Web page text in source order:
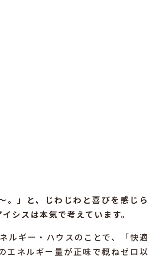
。」と、じわじわと喜びを感じら
シスは本気で考えています。
ルギー・ハウスのことで、「快適
エネルギー量が正味で概ねゼロ以